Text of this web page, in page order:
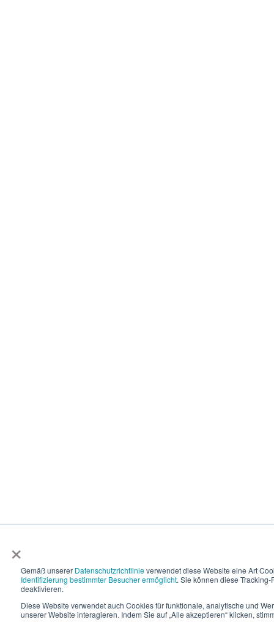
×
Gemäß unserer Datenschutzrichtlinieverwendet diese Website eine Art
Identifizierung bestimmter Besucher ermöglicht. Sie können diese
deaktivieren.
Diese Website verwendet auch Cookies für funktionale, analytische und
unserer Website interagieren. Indem Sie auf „Alle akzeptieren“ klicken,